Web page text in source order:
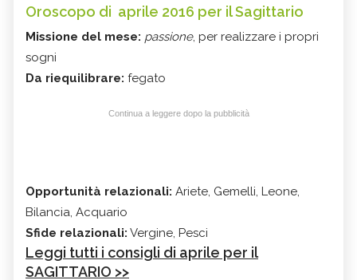
Oroscopo di aprile 2016 per il Sagittario
Missione del mese: passione, per realizzare i propri
sogni
Da riequilibrare: fegato
Continua a leggere dopo la pubblicità
Opportunità relazionali: Ariete, Gemelli, Leone,
Bilancia, Acquario
Sfide relazionali: Vergine, Pesci
Leggi tutti i consigli di aprile per il
SAGITTARIO >>